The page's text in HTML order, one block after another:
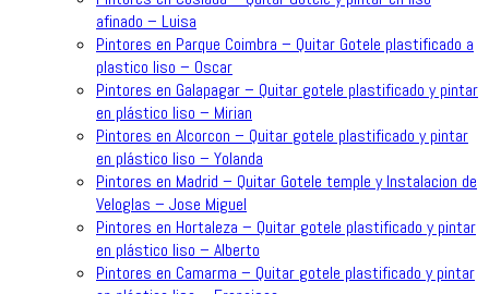
afinado – Luisa
Pintores en Parque Coimbra – Quitar Gotele plastificado a
plastico liso – Oscar
Pintores en Galapagar – Quitar gotele plastificado y pintar
en plástico liso – Mirian
Pintores en Alcorcon – Quitar gotele plastificado y pintar
en plástico liso – Yolanda
Pintores en Madrid – Quitar Gotele temple y Instalacion de
Veloglas – Jose Miguel
Pintores en Hortaleza – Quitar gotele plastificado y pintar
en plástico liso – Alberto
Pintores en Camarma – Quitar gotele plastificado y pintar